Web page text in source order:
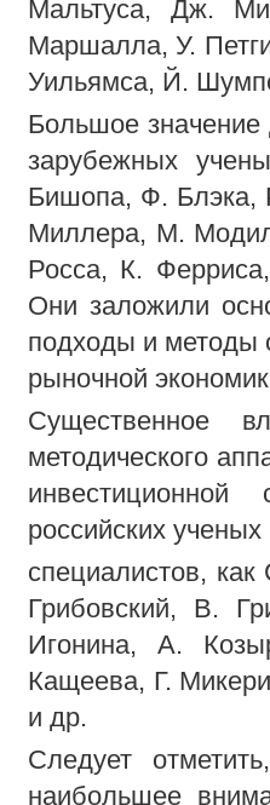
Мальтуса, Дж.
Маршалла, У.
Уильямса, Й.
Большое значение
зарубежных
Бишопа, Ф. Блэка,
Миллера, М.
Росса, К.
Они заложили
подходы и методы
рыночной
Существенное
методического
российских ученых
специалистов,
Грибовский, В.
Игонина, А.
Кащеева, Г.
и др.
Следует
наибольшее